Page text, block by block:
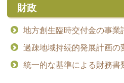
財政
地方創生臨時交付金の事業
過疎地域持続的発展計画の
統一的な基準による財務書